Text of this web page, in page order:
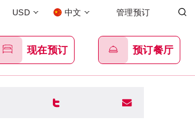
USD 中文 管理预订
现在预订 预订餐厅